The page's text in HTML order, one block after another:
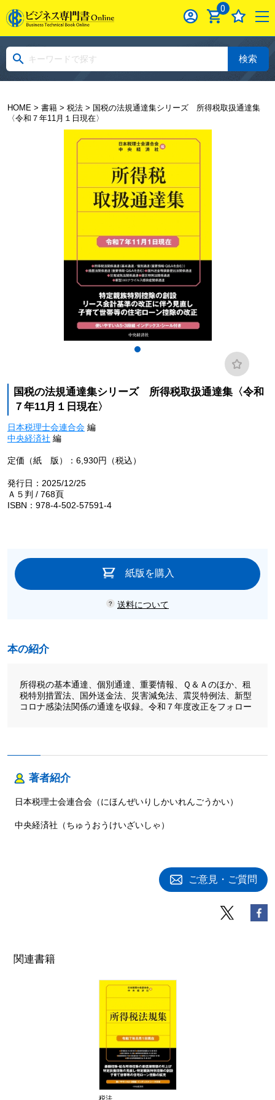
0
検索
HOME> 書籍> 税法> 国税の法規通達集シリーズ 所得税取扱通達集
〈令和７年11月１日現在〉
国税の法規通達集シリーズ 所得税取扱通達集〈令和
７年11月１日現在〉
日本税理士会連合会編
中央経済社 編
定価（紙 版）：6,930円（税込）
発行日：2025/12/25
Ａ５判 / 768頁
ISBN：978-4-502-57591-4
紙版を購入
送料について
本の紹介
所得税の基本通達、個別通達、重要情報、Ｑ＆Ａのほか、租
税特別措置法、国外送金法、災害減免法、震災特例法、新型
コロナ感染法関係の通達を収録。令和７年度改正をフォロー
著者紹介
日本税理士会連合会（にほんぜいりしかいれんごうかい）
中央経済社（ちゅうおうけいざいしゃ）
ご意見・ご質問
関連書籍
税法